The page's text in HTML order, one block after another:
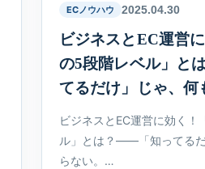
ECノウハウ 2025.04.30
ビジネスとEC運営
の5段階レベル」と
てるだけ」じゃ、何
ビジネスとEC運営に効く！
ル」とは？――「知ってる
らない。…